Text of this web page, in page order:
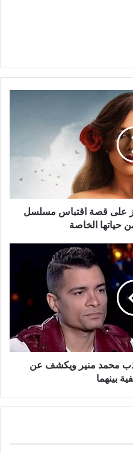
على قصة اقتباس مسلسل
حياتها الخاصة
محمد منير ويكشف عن
بينهما